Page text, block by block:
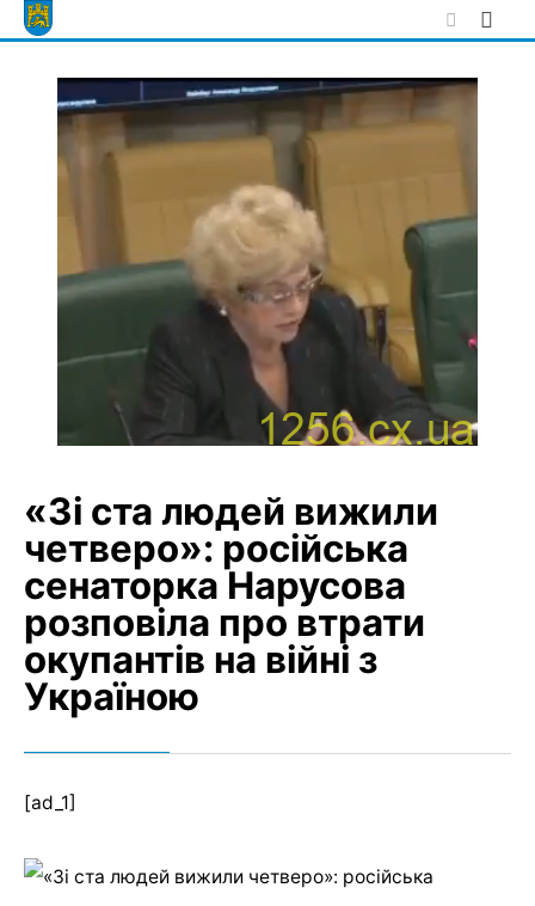
Skip
to
«Зі ста людей вижили
четверо»: російська
сенаторка Нарусова
розповіла про втрати
окупантів на війні з
Україною
[ad_1]